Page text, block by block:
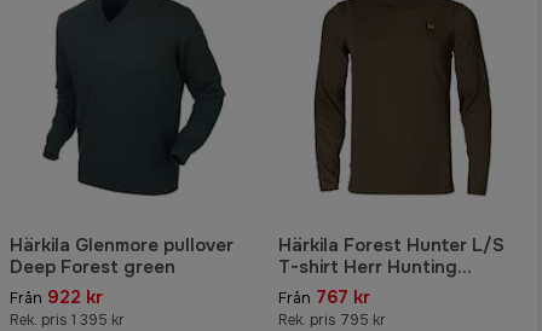
Härkila Glenmore pullover
Deep Forest green
Från 922 kr
Rek. pris 1 395 kr
Härkila Forest Hunter L/S
T-shirt Herr Hunting
Green/Shadow Brown
Från 767 kr
Rek. pris 795 kr